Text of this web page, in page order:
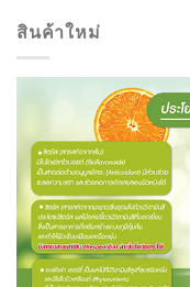
สินค้าใหม่